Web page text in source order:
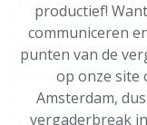
productief!
communiceren
punten van de
op onze site
Amsterdam,
vergaderbreak